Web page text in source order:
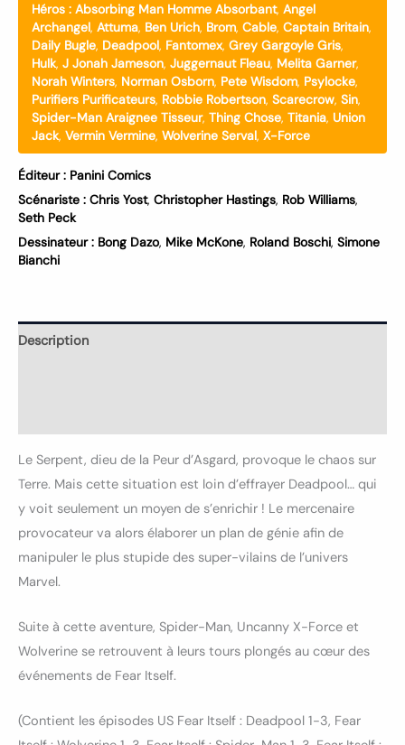
Héros : Absorbing Man Homme Absorbant, Angel
Archangel, Attuma, Ben Urich, Brom, Cable, Captain Britain,
Daily Bugle, Deadpool, Fantomex, Grey Gargoyle Gris,
Hulk, J Jonah Jameson, Juggernaut Fleau, Melita Garner,
Norah Winters, Norman Osborn, Pete Wisdom, Psylocke,
Purifiers Purificateurs, Robbie Robertson, Scarecrow, Sin,
Spider-Man Araignee Tisseur, Thing Chose, Titania, Union
Jack, Vermin Vermine, Wolverine Serval, X-Force
Éditeur : Panini Comics
Scénariste : Chris Yost, Christopher Hastings, Rob Williams,
Seth Peck
Dessinateur : Bong Dazo, Mike McKone, Roland Boschi, Simone
Bianchi
Description
Le Serpent, dieu de la Peur d’Asgard, provoque le chaos sur
Terre. Mais cette situation est loin d’effrayer Deadpool… qui
y voit seulement un moyen de s’enrichir ! Le mercenaire
provocateur va alors élaborer un plan de génie afin de
manipuler le plus stupide des super-vilains de l’univers
Marvel.
Suite à cette aventure, Spider-Man, Uncanny X-Force et
Wolverine se retrouvent à leurs tours plongés au cœur des
événements de Fear Itself.
(Contient les épisodes US Fear Itself : Deadpool 1-3, Fear